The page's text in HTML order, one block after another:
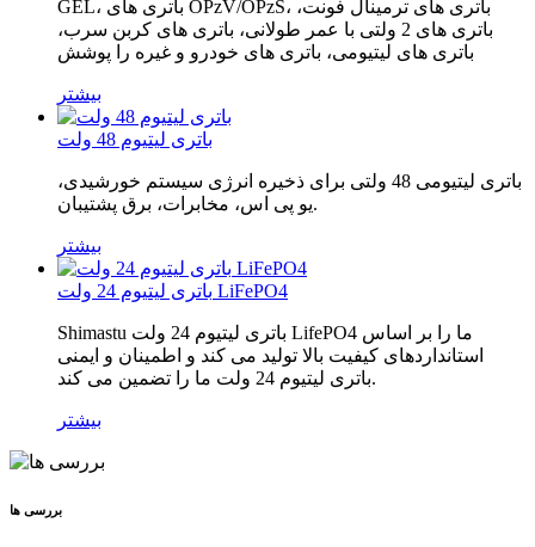
GEL، باتری های OPzV/OPzS، باتری های ترمینال فونت،
باتری های 2 ولتی با عمر طولانی، باتری های کربن سرب،
باتری های لیتیومی، باتری های خودرو و غیره را پوشش
بیشتر
باتری لیتیوم 48 ولت
باتری لیتیومی 48 ولتی برای ذخیره انرژی سیستم خورشیدی،
یو پی اس، مخابرات، برق پشتیبان.
بیشتر
باتری لیتیوم 24 ولت LiFePO4
Shimastu باتری لیتیوم 24 ولت LifePO4 ما را بر اساس
استانداردهای کیفیت بالا تولید می کند و اطمینان و ایمنی
باتری لیتیوم 24 ولت ما را تضمین می کند.
بیشتر
بررسی ها